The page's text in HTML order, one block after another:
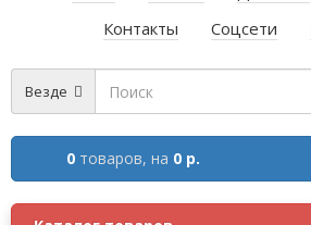
Контакты
Соцсети
Везде
0 товаров, на 0 р.